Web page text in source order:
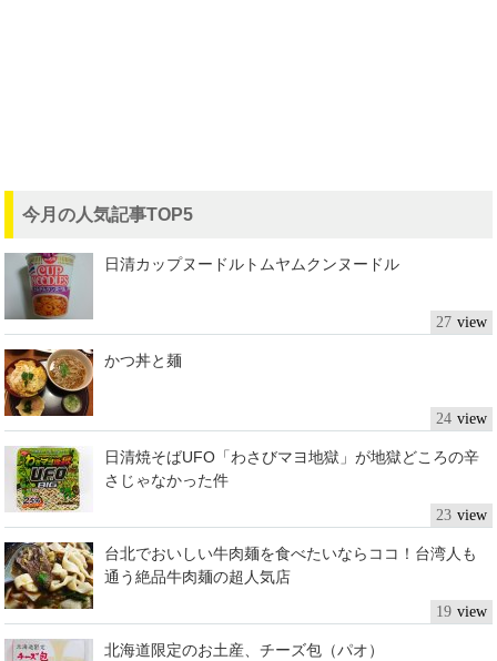
今月の人気記事TOP5
日清カップヌードルトムヤムクンヌードル
27
かつ丼と麺
24
日清焼そばUFO「わさびマヨ地獄」が地獄どころの辛
さじゃなかった件
23
台北でおいしい牛肉麺を食べたいならココ！台湾人も
通う絶品牛肉麺の超人気店
19
北海道限定のお土産、チーズ包（パオ）